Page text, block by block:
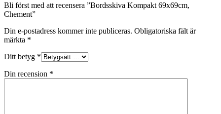
Bli först med att recensera ”Bordsskiva Kompakt 69x69cm,
Chement”
Din e-postadress kommer inte publiceras. Obligatoriska fält är
märkta *
Ditt betyg *
Din recension *